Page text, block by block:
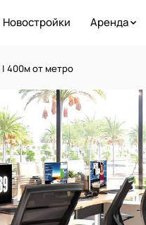
Новостройки Аренда
400м от метро